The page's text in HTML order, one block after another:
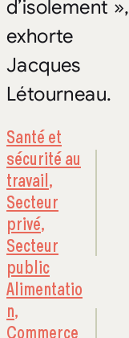
d’isolement »,
exhorte
Jacques
Létourneau.
Santé et
sécurité au
travail,
Secteur
privé,
Secteur
public
Alimentatio
n,